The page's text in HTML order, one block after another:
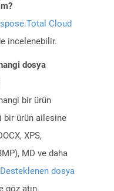
Cloud
incelenebilir.
dosya
bir ürün
bir ürün ailesine
XPS,
MD ve daha
Desteklenen dosya
göz atın.